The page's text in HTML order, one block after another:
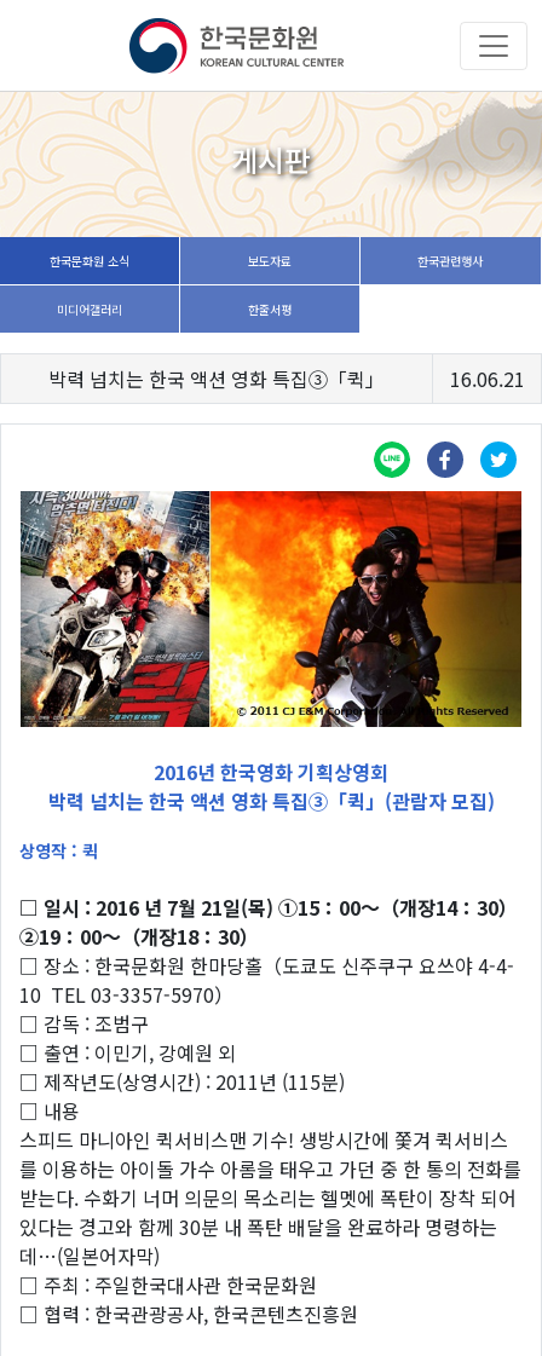
게시판
한국문화원 소식 보도자료 한국관련행사
미디어갤러리 한줄서평
박력 넘치는 한국 액션 영화 특집③「퀵」 16.06.21
2016년 한국영화 기획상영회
박력 넘치는 한국 액션 영화 특집③「퀵」(관람자 모집)
상영작 : 퀵
□ 일시 : 2016 년 7월 21일(목) ①15：00～（개장14：30）
②19：00～（개장18：30）
□ 장소 : 한국문화원 한마당홀（도쿄도 신주쿠구 요쓰야 4-4-
10 TEL 03-3357-5970）
□ 감독 : 조범구
□ 출연 : 이민기, 강예원 외
□ 제작년도(상영시간) : 2011년 (115분)
□ 내용
스피드 마니아인 퀵서비스맨 기수! 생방시간에 쫓겨 퀵서비스
를 이용하는 아이돌 가수 아롬을 태우고 가던 중 한 통의 전화를
받는다. 수화기 너머 의문의 목소리는 헬멧에 폭탄이 장착 되어
있다는 경고와 함께 30분 내 폭탄 배달을 완료하라 명령하는
데…(일본어자막)
□ 주최 : 주일한국대사관 한국문화원
□ 협력 : 한국관광공사, 한국콘텐츠진흥원